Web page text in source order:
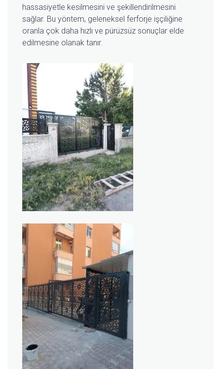
hassasiyetle kesilmesini ve şekillendirilmesini
sağlar. Bu yöntem, geleneksel ferforje işçiliğine
oranla çok daha hızlı ve pürüzsüz sonuçlar elde
edilmesine olanak tanır.